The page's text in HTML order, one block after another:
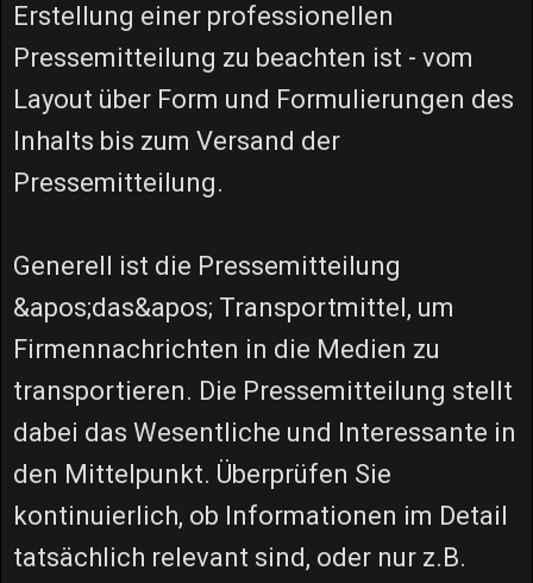
Erstellung einer professionellen
Pressemitteilung zu beachten ist - vom
Layout über Form und Formulierungen des
Inhalts bis zum Versand der
Pressemitteilung.
Generell ist die Pressemitteilung
&apos;das&apos; Transportmittel, um
Firmennachrichten in die Medien zu
transportieren. Die Pressemitteilung stellt
dabei das Wesentliche und Interessante in
den Mittelpunkt. Überprüfen Sie
kontinuierlich, ob Informationen im Detail
tatsächlich relevant sind, oder nur z.B.